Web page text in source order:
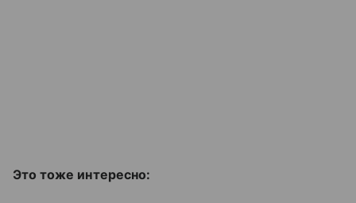
Это тоже интересно: